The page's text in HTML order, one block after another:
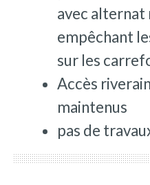
avec alternat
empêchant
sur les
Accès
maintenus
pas de